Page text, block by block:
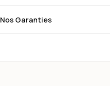
Nos Garanties